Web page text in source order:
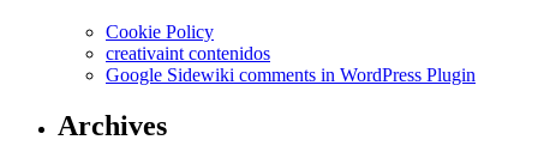
Cookie Policy
creativaint contenidos
Google Sidewiki comments in WordPress Plugin
Archives